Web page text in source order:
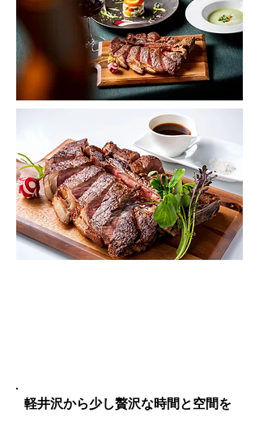
軽井沢から少し贅沢な時間と空間を